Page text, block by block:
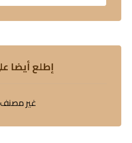
إطلع أيضا
غير مصنف